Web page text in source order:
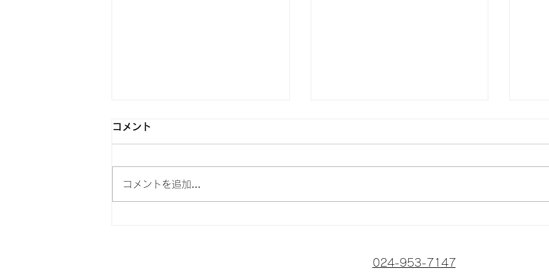
6月5日 Switch2発売
レンジャーです。 Switch2が6月
5日に発売されました。 皆さま
おはようございます🌞 水没
コメント
コメントを追加…
024-953-7147